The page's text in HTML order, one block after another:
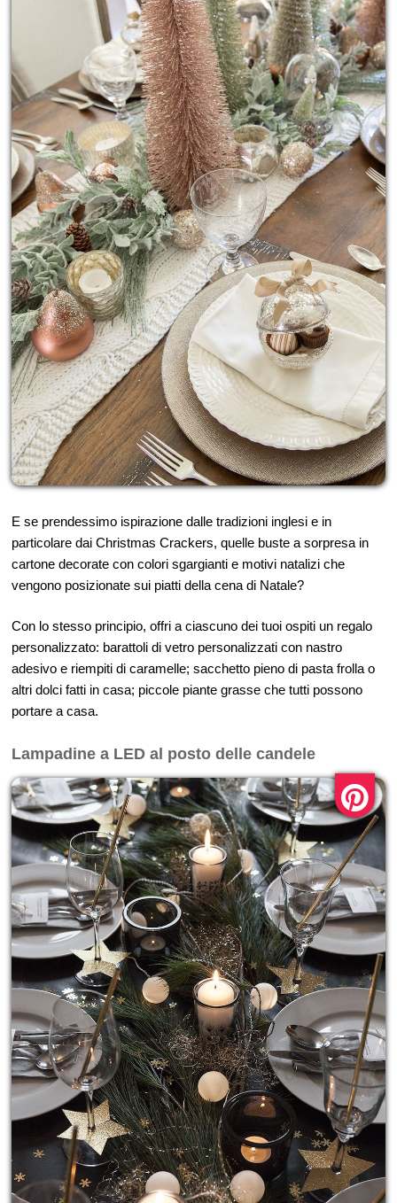
E se prendessimo ispirazione dalle tradizioni inglesi e in
particolare dai Christmas Crackers, quelle buste a sorpresa in
cartone decorate con colori sgargianti e motivi natalizi che
vengono posizionate sui piatti della cena di Natale?
Con lo stesso principio, offri a ciascuno dei tuoi ospiti un regalo
personalizzato: barattoli di vetro personalizzati con nastro
adesivo e riempiti di caramelle; sacchetto pieno di pasta frolla o
altri dolci fatti in casa; piccole piante grasse che tutti possono
portare a casa.
Lampadine a LED al posto delle candele